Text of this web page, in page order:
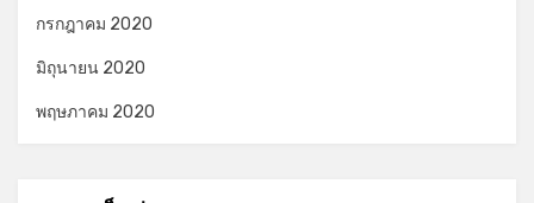
กรกฎาคม 2020
มิถุนายน 2020
พฤษภาคม 2020